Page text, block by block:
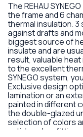
The REHAU
the frame and 6
thermal insulation.
against drafts and
biggest source of
insulate and are
result, valuable
to the excellent
SYNEGO system,
Exclusive design
lamination or an
painted in different
the double-glazed
selection of colors
anti-burglary fittings